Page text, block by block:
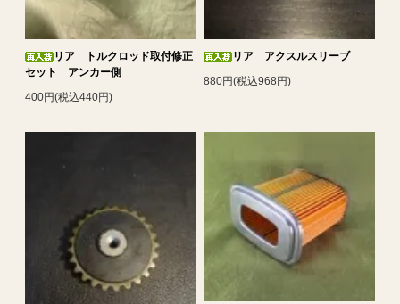
リア トルクロッド取付修正
セット アンカー側
400円(税込440円)
リア アクスルスリーブ
880円(税込968円)